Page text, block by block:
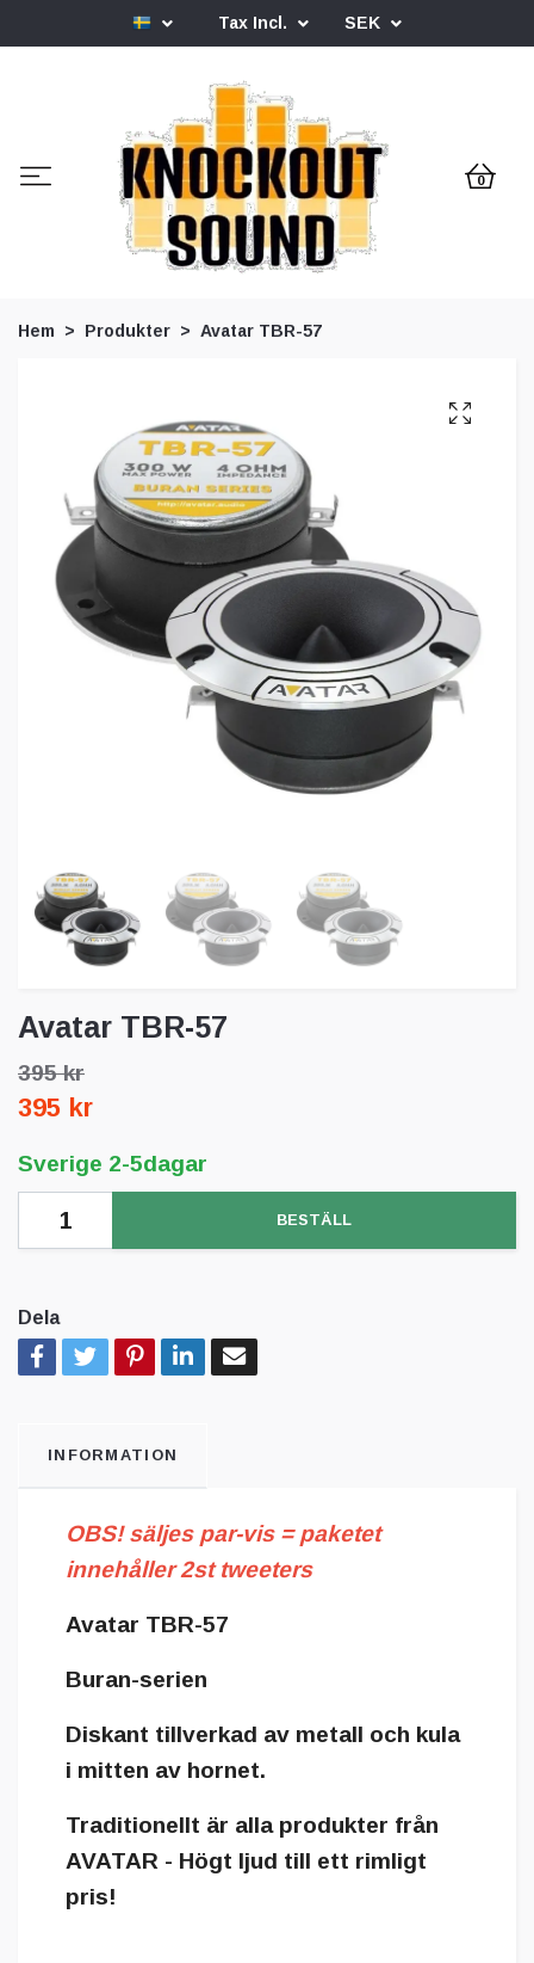
Tax Incl. SEK
0
Hem Produkter Avatar TBR-57
Avatar TBR-57
395 kr
395 kr
Sverige 2-5dagar
BESTÄLL
Dela
INFORMATION
OBS! säljes par-vis =paketet
innehåller 2st tweeters
Avatar TBR-57
Buran-serien
Diskant tillverkad av metall och kula
i mitten av hornet.
Traditionellt är alla produkter från
AVATAR - Högt ljud till ett rimligt
pris!